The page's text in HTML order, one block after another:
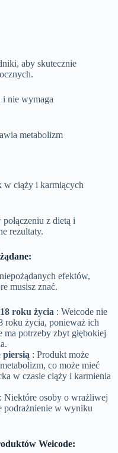
aby skutecznie
i nie wymaga
metabolizm
w ciąży i karmiących
z dietą i
rezultaty.
efektów,
musisz znać.
roku życia : Weicode nie
roku życia, ponieważ ich
potrzeby zbyt głębokiej
: Produkt może
co może mieć
w czasie ciąży i karmienia
: Niektóre osoby o wrażliwej
podrażnienie w wyniku
Weicode: